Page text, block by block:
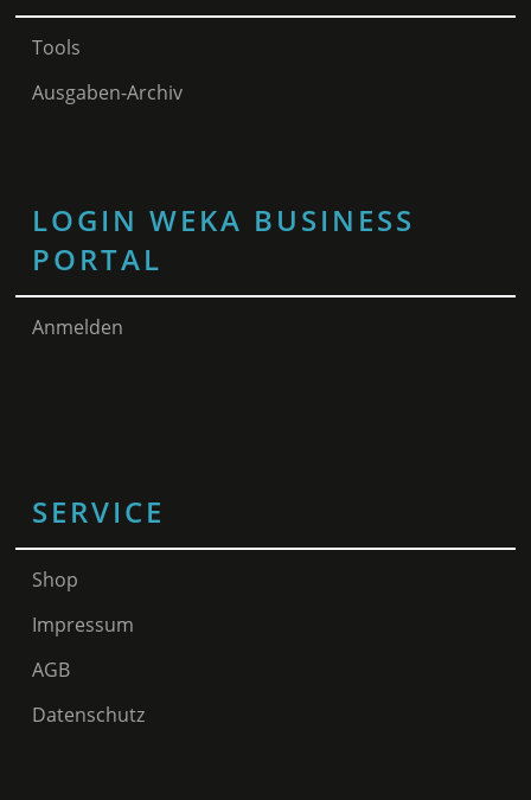
Tools
Ausgaben-Archiv
LOGIN WEKA BUSINESS
PORTAL
Anmelden
SERVICE
Shop
Impressum
AGB
Datenschutz